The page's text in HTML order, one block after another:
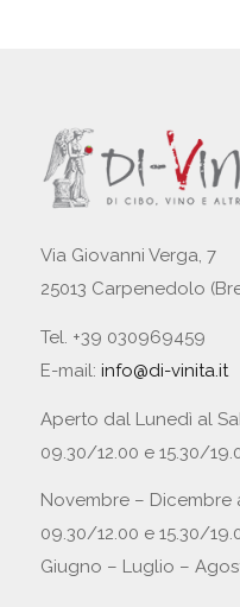
Via Giovanni Verga, 7
25013 Carpenedolo
Tel. +39 030969459
E-mail: info@di-vinita.it
Aperto dal Lunedì al
09.30/12.00 e 15.30/
Novembre –
09.30/12.00 e 15.30/
Giugno – Luglio –